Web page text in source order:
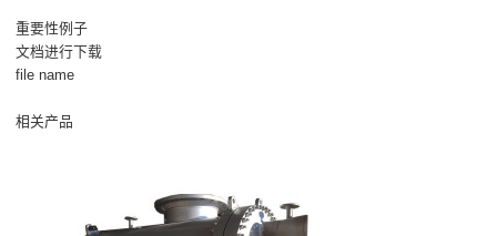
重要性例子
文档进行下载
file name
相关产品